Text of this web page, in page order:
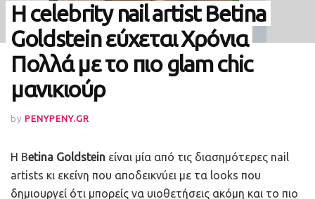
Η celebrity nail artist Betina
Goldstein εύχεται Χρόνια
Πολλά με το πιο glam chic
μανικιούρ
by PENYPENY.GR
Η Betina Goldstein είναι μία από τις διασημότερες nail
artists κι εκείνη που αποδεικνύει με τα looks που
δημιουργεί ότι μπορείς να υιοθετήσεις ακόμη και το πιο